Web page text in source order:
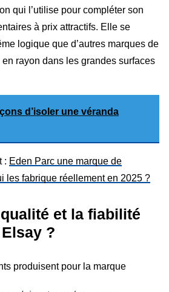
qui l’utilise pour compléter son
à prix attractifs. Elle se
logique que d’autres marques de
rayon dans les grandes surfaces
d’isoler une véranda
: Eden Parc une marque de
les fabrique réellement en 2025 ?
et la fiabilité
?